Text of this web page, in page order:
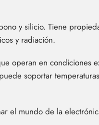
y silicio. Tiene
y radiación.
operan en condiciones
soportar
el mundo de la